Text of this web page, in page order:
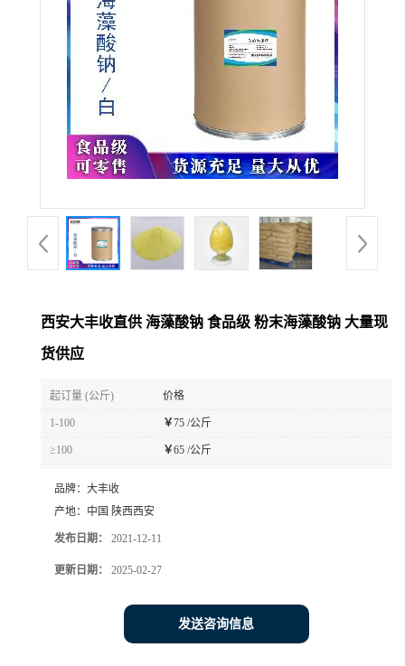
西安大丰收直供 海藻酸钠 食品级 粉末海藻酸钠 大量现
货供应
起订量 (公斤) 价格
1-100 ￥75 /公斤
≥100 ￥65 /公斤
品牌： 大丰收
产地： 中国 陕西西安
发布日期： 2021-12-11
更新日期： 2025-02-27
发送咨询信息